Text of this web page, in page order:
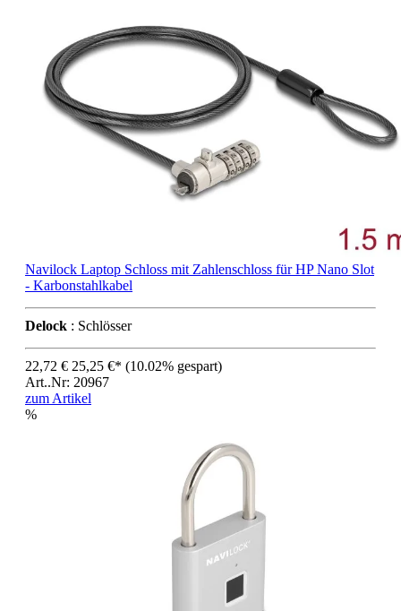
Navilock Laptop Schloss mit Zahlenschloss für HP Nano Slot
- Karbonstahlkabel
Delock : Schlösser
22,72 € 25,25 €* (10.02% gespart)
Art..Nr: 20967
zum Artikel
%